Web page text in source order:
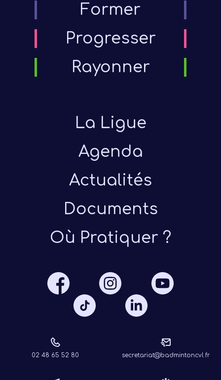
Former
Progresser
Rayonner
La Ligue
Agenda
Actualités
Documents
Où Pratiquer ?
02 48 65 52 80 secretariat@badmintoncvl.fr